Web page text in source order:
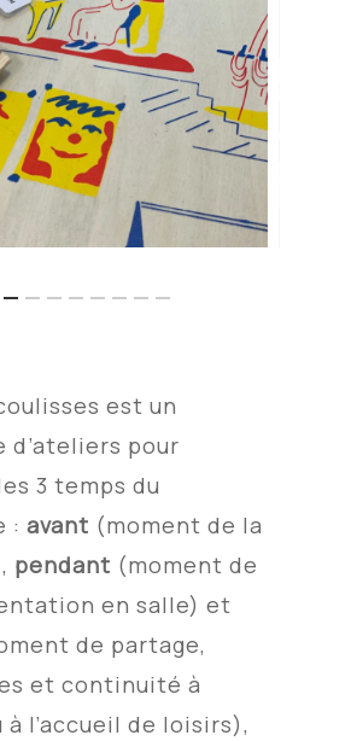
est un
d’ateliers pour
3 temps du
:avant (moment de la
pendant (moment de
en salle) et
de partage,
et continuité à
à l’accueil de loisirs),